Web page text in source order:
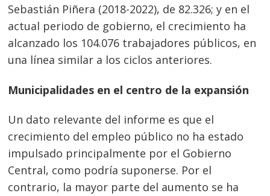
Sebastián Piñera (2018-2022), de 82.326; y en el
actual periodo de gobierno, el crecimiento ha
alcanzado los 104.076 trabajadores públicos, en
una línea similar a los ciclos anteriores.
Municipalidades en el centro de la expansión
Un dato relevante del informe es que el
crecimiento del empleo público no ha estado
impulsado principalmente por el Gobierno
Central, como podría suponerse. Por el
contrario, la mayor parte del aumento se ha